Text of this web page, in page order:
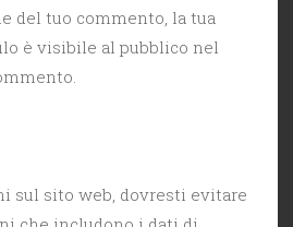
del tuo commento, la tua
è visibile al pubblico nel
sul sito web, dovresti evitare